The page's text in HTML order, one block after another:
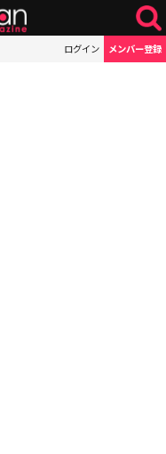
ログイン メンバー登録